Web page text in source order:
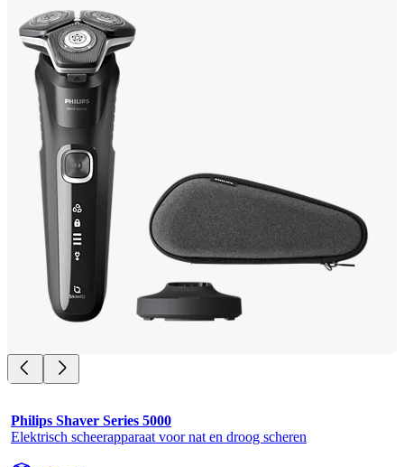
Philips Shaver Series 5000
Elektrisch scheerapparaat voor nat en droog scheren